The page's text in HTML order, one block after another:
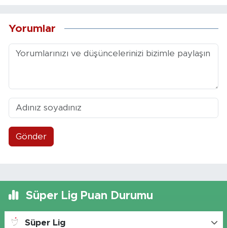
Yorumlar
Gönder
Süper Lig Puan Durumu
Süper Lig